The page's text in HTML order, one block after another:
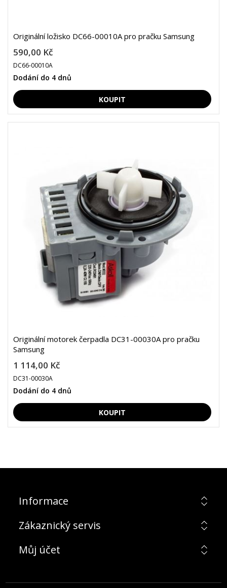
Originální ložisko DC66-00010A pro pračku Samsung
590,00 Kč
DC66-00010A
Dodání do 4 dnů
Originální motorek čerpadla DC31-00030A pro pračku
Samsung
1 114,00 Kč
DC31-00030A
Dodání do 4 dnů
Informace
Zákaznický servis
Můj účet